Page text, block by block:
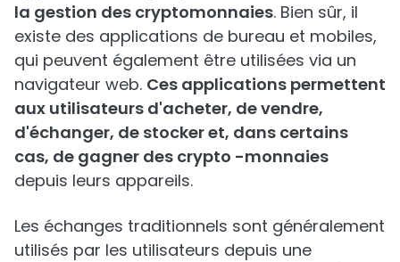
la gestion des cryptomonnaies. Bien sûr, il
existe des applications de bureau et mobiles,
qui peuvent également être utilisées via un
navigateur web. Ces applications permettent
aux utilisateurs d'acheter, de vendre,
d'échanger, de stocker et, dans certains
cas, de gagner des crypto -monnaies
depuis leurs appareils.
Les échanges traditionnels sont généralement
utilisés par les utilisateurs depuis une